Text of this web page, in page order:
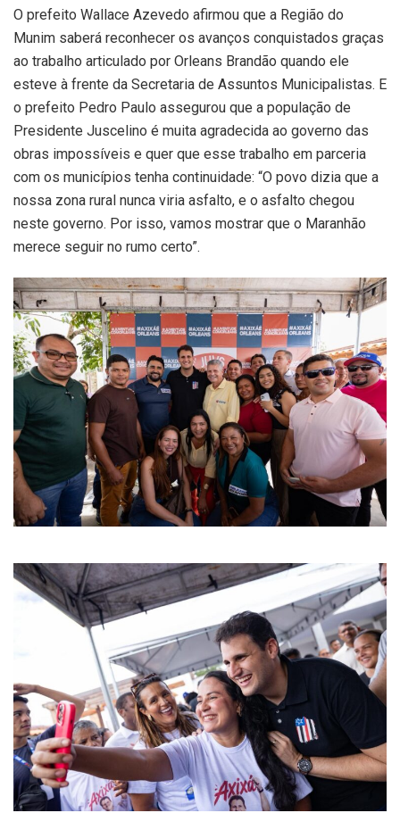
O prefeito Wallace Azevedo afirmou que a Região do
Munim saberá reconhecer os avanços conquistados graças
ao trabalho articulado por Orleans Brandão quando ele
esteve à frente da Secretaria de Assuntos Municipalistas. E
o prefeito Pedro Paulo assegurou que a população de
Presidente Juscelino é muita agradecida ao governo das
obras impossíveis e quer que esse trabalho em parceria
com os municípios tenha continuidade: “O povo dizia que a
nossa zona rural nunca viria asfalto, e o asfalto chegou
neste governo. Por isso, vamos mostrar que o Maranhão
merece seguir no rumo certo”.